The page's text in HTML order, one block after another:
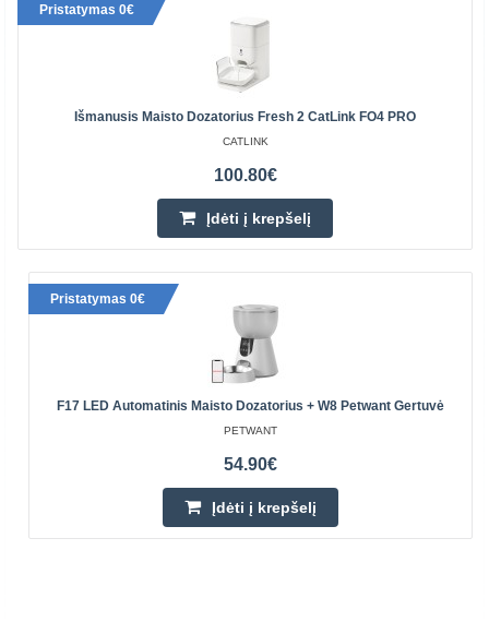
Pristatymas 0€
Išmanusis Maisto Dozatorius Fresh 2 CatLink FO4 PRO
CATLINK
100.80€
Įdėti į krepšelį
Pristatymas 0€
F17 LED Automatinis Maisto Dozatorius + W8 Petwant Gertuvė
PETWANT
54.90€
Įdėti į krepšelį